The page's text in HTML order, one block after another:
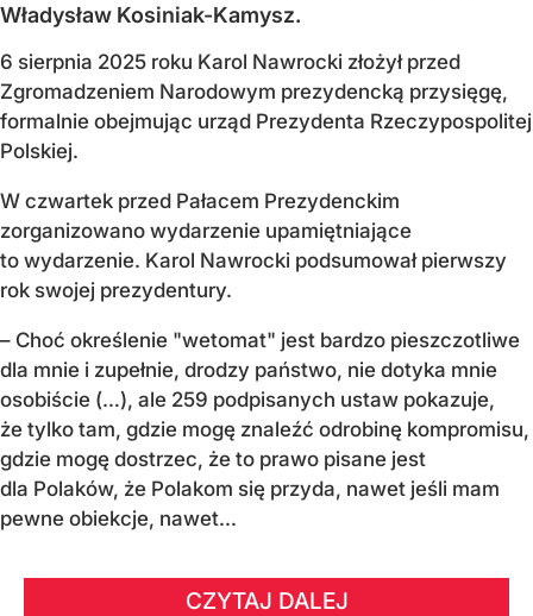
Władysław Kosiniak-Kamysz.
6 sierpnia 2025 roku Karol Nawrocki złożył przed
Zgromadzeniem Narodowym prezydencką przysięgę,
formalnie obejmując urząd Prezydenta Rzeczypospolitej
Polskiej.
W czwartek przed Pałacem Prezydenckim
zorganizowano wydarzenie upamiętniające
to wydarzenie. Karol Nawrocki podsumował pierwszy
rok swojej prezydentury.
– Choć określenie "wetomat" jest bardzo pieszczotliwe
dla mnie i zupełnie, drodzy państwo, nie dotyka mnie
osobiście (…), ale 259 podpisanych ustaw pokazuje,
że tylko tam, gdzie mogę znaleźć odrobinę kompromisu,
gdzie mogę dostrzec, że to prawo pisane jest
dla Polaków, że Polakom się przyda, nawet jeśli mam
pewne obiekcje, nawet...
CZYTAJ DALEJ